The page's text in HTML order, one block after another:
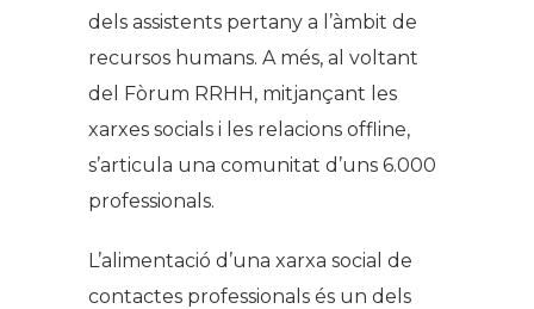
dels assistents pertany a l’àmbit de
recursos humans. A més, al voltant
del Fòrum RRHH, mitjançant les
xarxes socials i les relacions offline,
s’articula una comunitat d’uns 6.000
professionals.
L’alimentació d’una xarxa social de
contactes professionals és un dels